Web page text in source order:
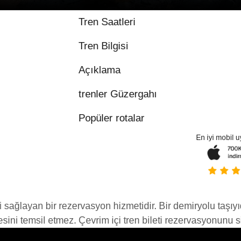
Tren Saatleri
Tren Bilgisi
Açıklama
trenler Güzergahı
Popüler rotalar
En iyi mobil
bir rezervasyon hizmetidir. Bir demiryolu
temsil etmez. Çevrim içi tren bileti rezervasyonunu